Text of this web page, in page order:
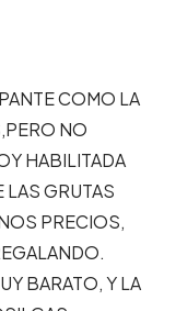
COMO LA
NO
HABILITADA
LAS GRUTAS
PRECIOS,
BARATO, Y LA